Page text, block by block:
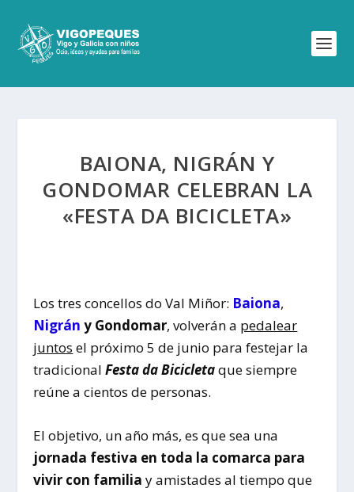
BAIONA, NIGRÁN Y
GONDOMAR CELEBRAN LA
«FESTA DA BICICLETA»
Los tres concellos do Val Miñor: Baiona,
Nigrán y Gondomar, volverán a pedalear
juntos el próximo 5 de junio para festejar la
tradicionalFesta da Bicicletaque siempre
reúne a cientos de personas.
El objetivo, un año más, es que sea una
jornada festiva en toda la comarca para
vivir con familia y amistades al tiempo que